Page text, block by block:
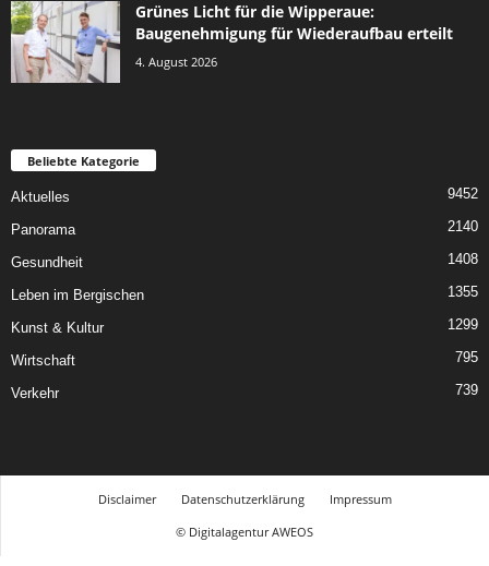
Grünes Licht für die Wipperaue:
Baugenehmigung für Wiederaufbau erteilt
4. August 2026
Beliebte Kategorie
Aktuelles 9452
Panorama 2140
Gesundheit 1408
Leben im Bergischen 1355
Kunst & Kultur 1299
Wirtschaft 795
Verkehr 739
Disclaimer Datenschutzerklärung
Impressum
© Digitalagentur AWEOS